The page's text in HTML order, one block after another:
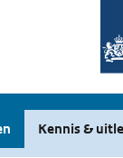
Kennis &